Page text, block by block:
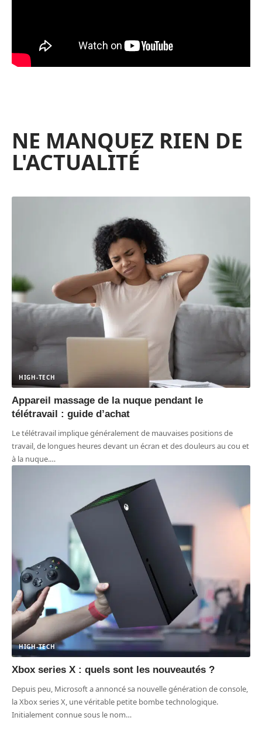
NE MANQUEZ RIEN DE
L'ACTUALITÉ
HIGH-TECH
Appareil massage de la nuque pendant le
télétravail : guide d’achat
Le télétravail implique généralement de mauvaises positions de
travail, de longues heures devant un écran et des douleurs au cou et
à la nuque.…
HIGH-TECH
Xbox series X : quels sont les nouveautés ?
Depuis peu, Microsoft a annoncé sa nouvelle génération de console,
la Xbox series X, une véritable petite bombe technologique.
Initialement connue sous le nom…